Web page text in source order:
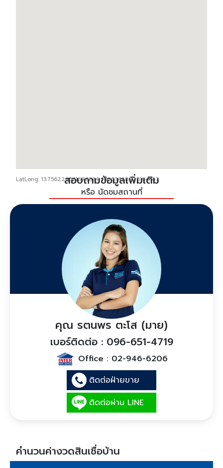
LatLong: 13.756229681626834, 100.53428228164367
สอบถามข้อมูลเพิ่มเติม
หรือ นัดชมสถานที่
คุณ รตนพร ตะโส (มาย)
เบอร์ติดต่อ : 096-651-4719
Office : 02-946-6206
ติดต่อฝ่ายขาย
ติดต่อผ่าน LINE
คำนวนค่างวดสินเชื่อบ้าน